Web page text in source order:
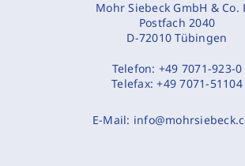
Mohr Siebeck GmbH & Co.
Postfach 2040
D-72010 Tübingen
Telefon: +49 7071-923-0
Telefax:+49 7071-51104
E-Mail: